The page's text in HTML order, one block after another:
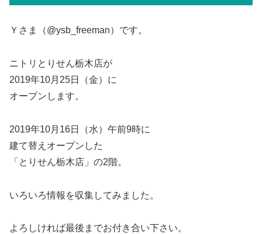
Ｙさま（@ysb_freeman）です。
ニトリとりせん栃木店が
2019年10月25日（金）に
オープンします。
2019年10月16日（水）午前9時に
建て替えオープンした
「とりせん栃木店」の2階。
いろいろ情報を収集してみました。
よろしければ最後までお付き合い下さい。